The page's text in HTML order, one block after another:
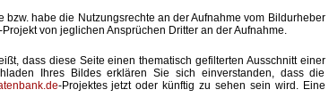
habe die Nutzungsrechte an der Aufnahme vom Bildurheber
-Projekt von jeglichen Ansprüchen Dritter an der Aufnahme.
dass diese Seite einen thematisch gefilterten Ausschnitt einer
Ihres Bildes erklären Sie sich einverstanden, dass die
-Projektes jetzt oder künftig zu sehen sein wird. Eine